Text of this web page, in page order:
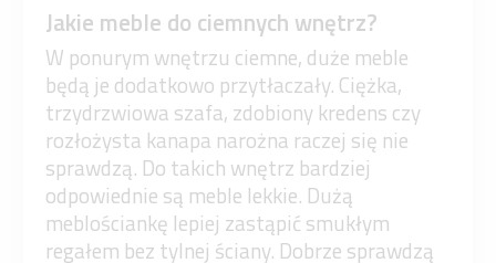
Jakie meble do ciemnych wnętrz?
W ponurym wnętrzu ciemne, duże meble
będą je dodatkowo przytłaczały. Ciężka,
trzydrzwiowa szafa, zdobiony kredens czy
rozłożysta kanapa narożna raczej się nie
sprawdzą. Do takich wnętrz bardziej
odpowiednie są meble lekkie. Dużą
meblościankę lepiej zastąpić smukłym
regałem bez tylnej ściany. Dobrze sprawdzą